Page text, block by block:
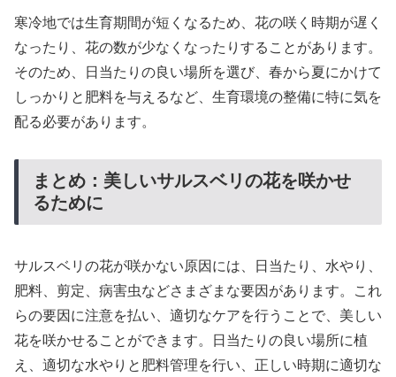
寒冷地では生育期間が短くなるため、花の咲く時期が遅く
なったり、花の数が少なくなったりすることがあります。
そのため、日当たりの良い場所を選び、春から夏にかけて
しっかりと肥料を与えるなど、生育環境の整備に特に気を
配る必要があります。
まとめ：美しいサルスベリの花を咲かせ
るために
サルスベリの花が咲かない原因には、日当たり、水やり、
肥料、剪定、病害虫などさまざまな要因があります。これ
らの要因に注意を払い、適切なケアを行うことで、美しい
花を咲かせることができます。日当たりの良い場所に植
え、適切な水やりと肥料管理を行い、正しい時期に適切な